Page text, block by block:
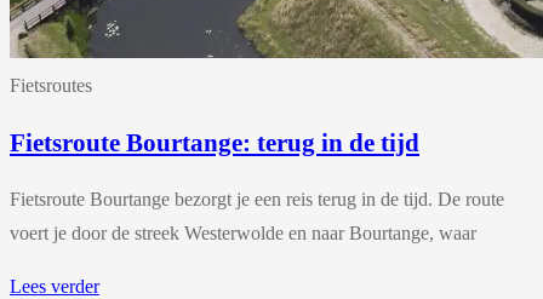
Fietsroutes
Fietsroute Bourtange: terug in de tijd
Fietsroute Bourtange bezorgt je een reis terug in de tijd. De route
voert je door de streek Westerwolde en naar Bourtange, waar
Lees verder